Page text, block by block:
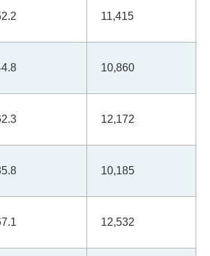
11,415
10,860
12,172
10,185
12,532